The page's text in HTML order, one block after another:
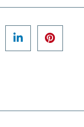
Twitter LinkedIn